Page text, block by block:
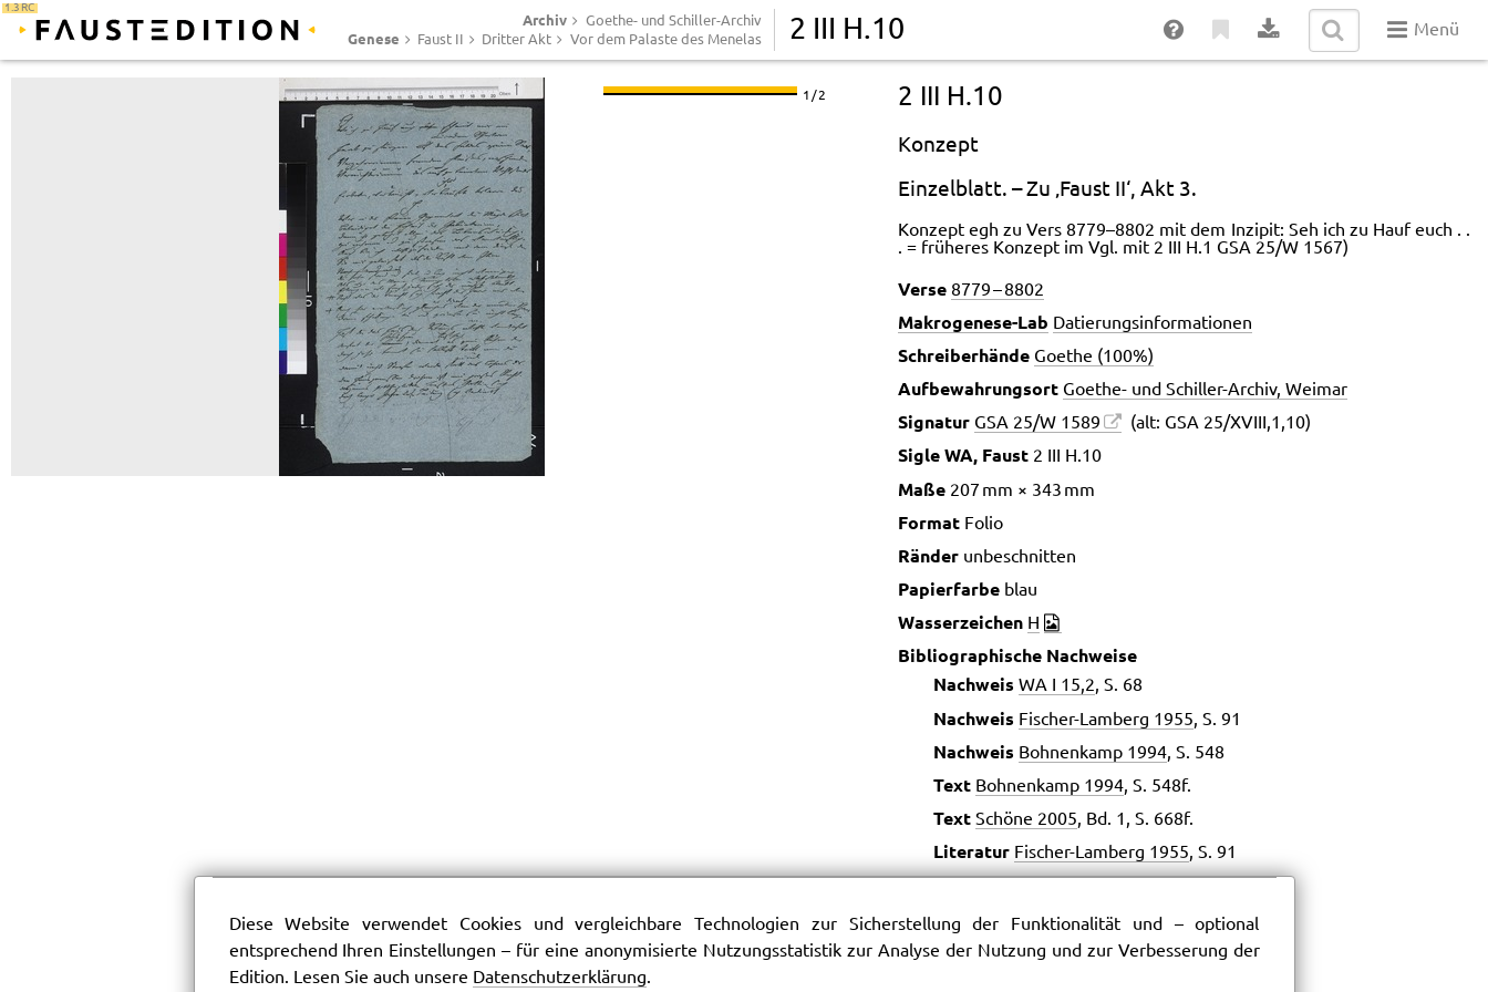
1.3 RC
Archiv Goethe- und Schiller-Archiv
Genese Faust II Dritter Akt Vor dem Palaste des Menelas 2 III H.10 Menü
1 / 2 2 III H.10
Konzept
Einzelblatt. – Zu ‚Faust II‘, Akt 3.
Konzept egh zu Vers 8779–8802 mit dem Inzipit: Seh ich zu Hauf euch . .
. = früheres Konzept im Vgl. mit 2 III H.1 GSA 25/W 1567)
Verse 8779 – 8802
Makrogenese-Lab Datierungsinformationen
Schreiberhände Goethe (100%)
Aufbewahrungsort Goethe- und Schiller-Archiv, Weimar
Signatur GSA 25/W 1589 (alt: GSA 25/XVIII,1,10)
Sigle WA, Faust 2 III H.10
Maße 207 mm × 343 mm
Format Folio
Ränder unbeschnitten
Papierfarbe blau
Wasserzeichen H
Bibliographische Nachweise
Nachweis WA I 15,2, S. 68
Nachweis Fischer-Lamberg 1955, S. 91
Nachweis Bohnenkamp 1994, S. 548
Text Bohnenkamp 1994, S. 548f.
Text Schöne 2005, Bd. 1, S. 668f.
Literatur Fischer-Lamberg 1955, S. 91
Literatur
Schreiber
Diese Website verwendet Cookies und vergleichbare Technologien zur Sicherstellung der Funktionalität und – optional
entsprechend Ihren Einstellungen – für eine anonymisierte Nutzungsstatistik zur Analyse der Nutzung und zur Verbesserung der
Edition. Lesen Sie auch unsere Datenschutzerklärung.